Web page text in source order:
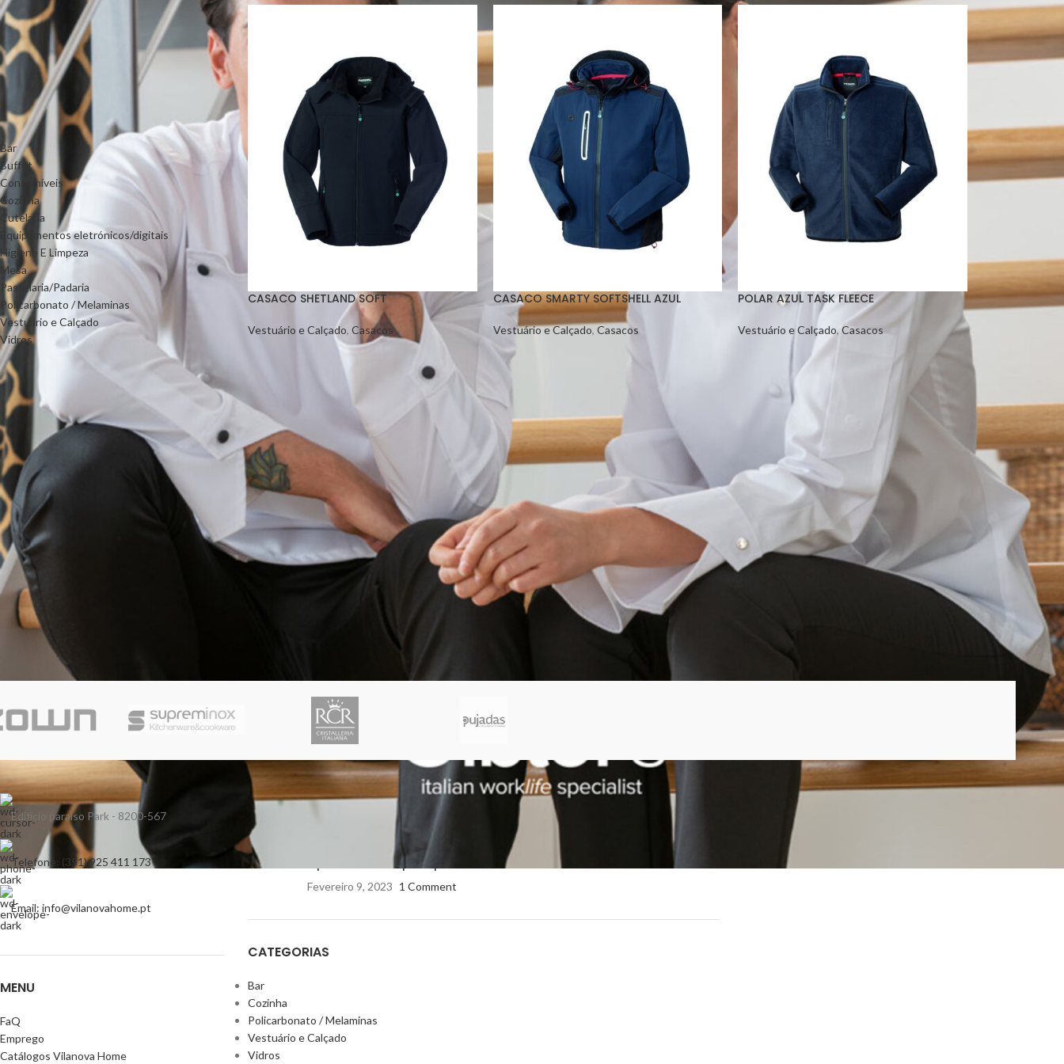
FILTRAR POR MARCAS
ROSSINI (3)
CATEGORIAS DE PRODUTO
Bar
Buffet
Consumíveis
Cozinha
Cutelaria
Equipamentos eletrónicos/digitais
Higiene E Limpeza
Mesa
Pastelaria/Padaria
Policarbonato / Melaminas
Vestuário e Calçado
Vidros
ETIQUETAS DE PRODUTO
CASACO SHETLAND SOFT
Vestuário e Calçado, Casacos
CASACO SMARTY SOFTSHELL AZUL
Vestuário e Calçado, Casacos
POLAR AZUL TASK FLEECE
Vestuário e Calçado, Casacos
Edifício paraíso Park - 8200-567
Telefone: (351) 925 411 173
Email: info@vilanovahome.pt
MENU
FaQ
Emprego
Catálogos Vilanova Home
BLOG
Tendências em decoração e mobiliário hoteleiro
1 Comment
Tipos de fornos para pizzaria
Fevereiro 9, 2023 1 Comment
CATEGORIAS
Bar
Cozinha
Policarbonato / Melaminas
Vestuário e Calçado
Vidros
ESCRITORIOS